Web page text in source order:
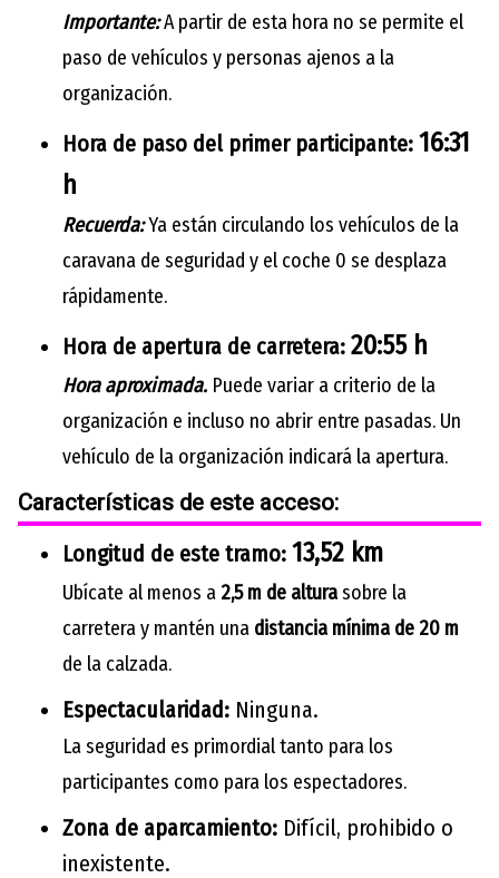
Importante:A partir de esta hora no se permite el
paso de vehículos y personas ajenos a la
organización.
Hora de paso del primer participante: 16:31
h
Recuerda:Ya están circulando los vehículos de la
caravana de seguridad y el coche 0 se desplaza
rápidamente.
Hora de apertura de carretera: 20:55 h
Hora aproximada. Puede variar a criterio de la
organización e incluso no abrir entre pasadas. Un
vehículo de la organización indicará la apertura.
Características de este acceso:
Longitud de este tramo: 13,52 km
Ubícate al menos a2,5 m de alturasobre la
carretera y mantén una distancia mínima de 20 m
de la calzada.
Espectacularidad: Ninguna.
La seguridad es primordial tanto para los
participantes como para los espectadores.
Zona de aparcamiento: Difícil, prohibido o
inexistente.